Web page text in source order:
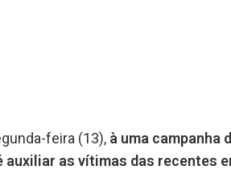
feira (13), à uma campanha
auxiliar as vítimas das recentes